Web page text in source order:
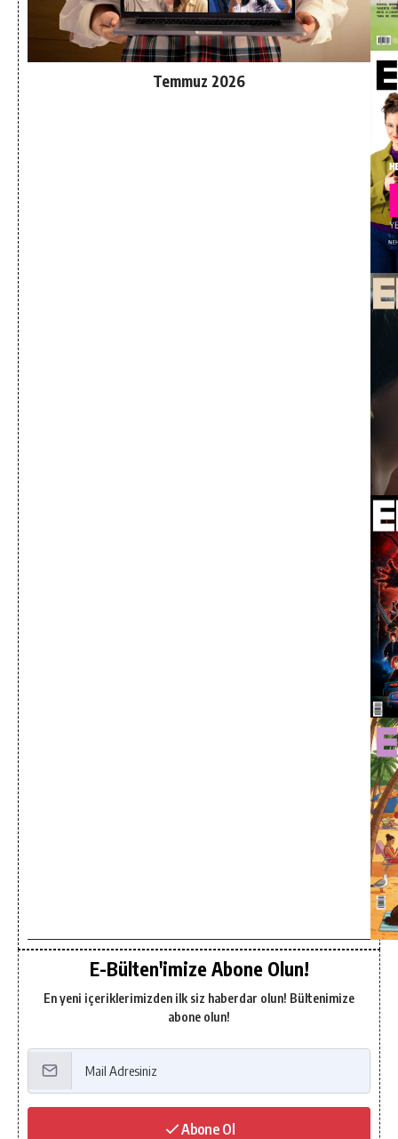
Temmuz 2026
E-Bülten'imize Abone Olun!
En yeni içeriklerimizden ilk siz haberdar olun! Bültenimize
abone olun!
Abone Ol